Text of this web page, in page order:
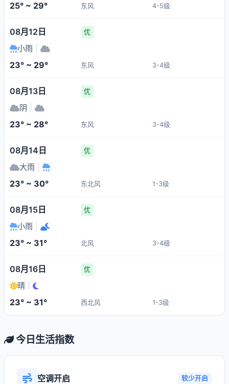
25° ~ 29° 东风 4-5级
08月12日 优
小雨
23° ~ 29° 东风 3-4级
08月13日 优
阴
23° ~ 28° 东风 3-4级
08月14日 优
大雨
23° ~ 30° 东北风 1-3级
08月15日 优
小雨
23° ~ 31° 北风 3-4级
08月16日 优
晴
23° ~ 31° 西北风 1-3级
今日生活指数
空调开启 较少开启